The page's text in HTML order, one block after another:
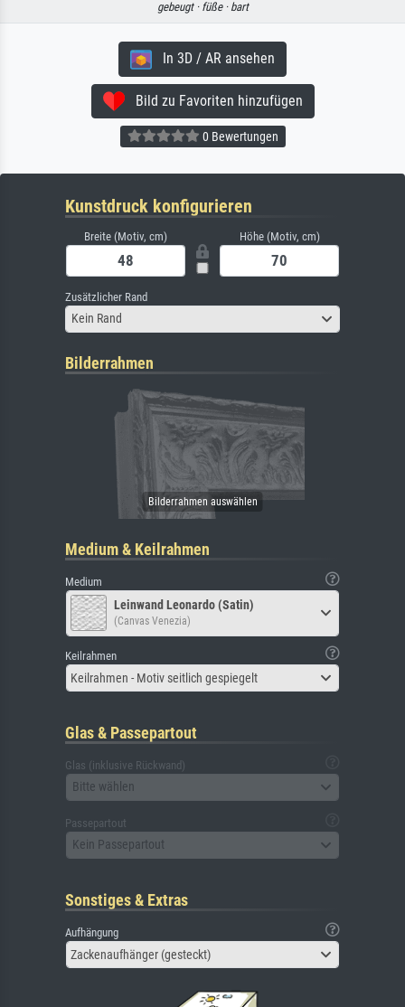
gebeugt · füße · bart
In 3D / AR ansehen
Bild zu Favoriten hinzufügen
0 Bewertungen
Kunstdruck konfigurieren
Breite (Motiv, cm) Höhe (Motiv, cm)
Zusätzlicher Rand
Kein Rand
Bilderrahmen
Medium & Keilrahmen
Medium
Leinwand Leonardo (Satin)
(Canvas Venezia)
Keilrahmen
Keilrahmen - Motiv seitlich gespiegelt
Glas & Passepartout
Glas (inklusive Rückwand)
Bitte wählen
Passepartout
Kein Passepartout
Sonstiges & Extras
Aufhängung
Zackenaufhänger (gesteckt)